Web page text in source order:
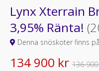
Lynx Xterrain
3,95% Ränta!
Denna snöskoter finns
134 900 kr 136